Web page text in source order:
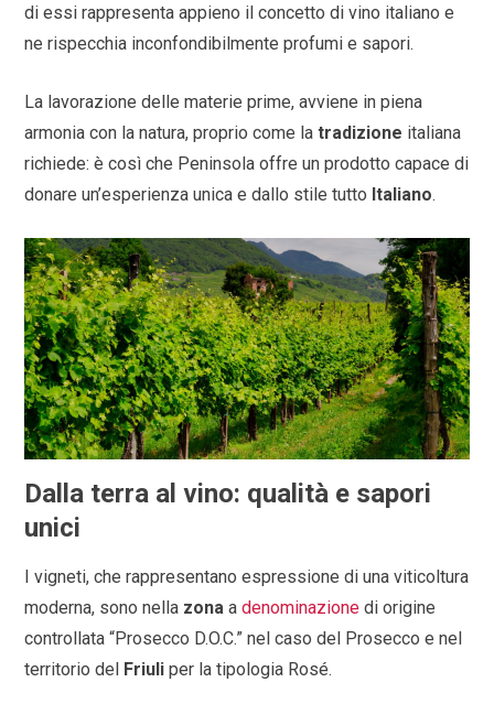
di essi rappresenta appieno il concetto di vino italiano e
ne rispecchia inconfondibilmente profumi e sapori.
La lavorazione delle materie prime, avviene in piena
armonia con la natura, proprio come latradizione italiana
richiede: è così che Peninsola offre un prodotto capace di
donare un’esperienza unica e dallo stile tutto Italiano.
Dalla terra al vino: qualità e sapori
unici
I vigneti, che rappresentano espressione di una viticoltura
moderna, sono nella zona adenominazione di origine
controllata “Prosecco D.O.C.” nel caso del Prosecco e nel
territorio del
Friuli per la tipologia Rosé.